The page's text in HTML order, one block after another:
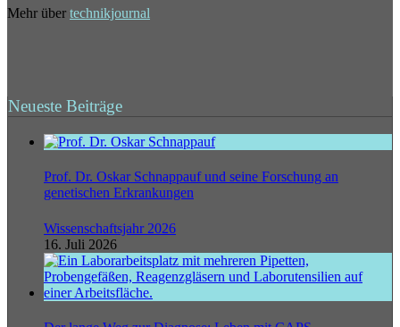
Mehr über technikjournal
Neueste Beiträge
Prof. Dr. Oskar Schnappauf und seine Forschung an
genetischen Erkrankungen
Wissenschaftsjahr 2026
16. Juli 2026